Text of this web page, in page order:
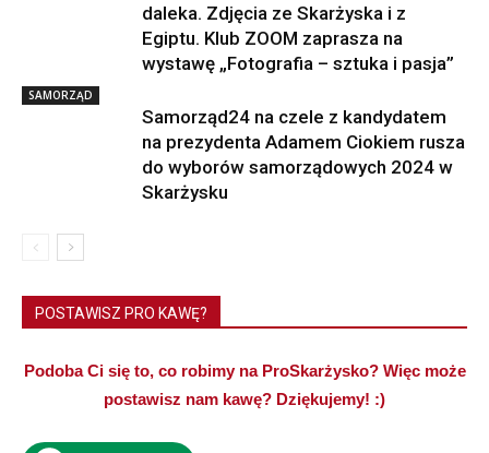
daleka. Zdjęcia ze Skarżyska i z
Egiptu. Klub ZOOM zaprasza na
wystawę „Fotografia – sztuka i pasja”
SAMORZĄD
Samorząd24 na czele z kandydatem
na prezydenta Adamem Ciokiem rusza
do wyborów samorządowych 2024 w
Skarżysku
POSTAWISZ PRO KAWĘ?
Podoba Ci się to, co robimy na ProSkarżysko? Więc może
postawisz nam kawę? Dziękujemy! :)